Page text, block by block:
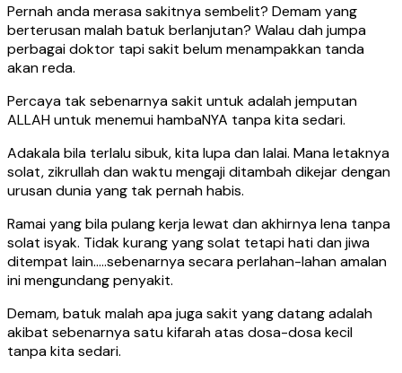
Pernah anda merasa sakitnya sembelit? Demam yang
berterusan malah batuk berlanjutan? Walau dah jumpa
perbagai doktor tapi sakit belum menampakkan tanda
akan reda.
Percaya tak sebenarnya sakit untuk adalah jemputan
ALLAH untuk menemui hambaNYA tanpa kita sedari.
Adakala bila terlalu sibuk, kita lupa dan lalai. Mana letaknya
solat, zikrullah dan waktu mengaji ditambah dikejar dengan
urusan dunia yang tak pernah habis.
Ramai yang bila pulang kerja lewat dan akhirnya lena tanpa
solat isyak. Tidak kurang yang solat tetapi hati dan jiwa
ditempat lain…..sebenarnya secara perlahan-lahan amalan
ini mengundang penyakit.
Demam, batuk malah apa juga sakit yang datang adalah
akibat sebenarnya satu kifarah atas dosa-dosa kecil
tanpa kita sedari.